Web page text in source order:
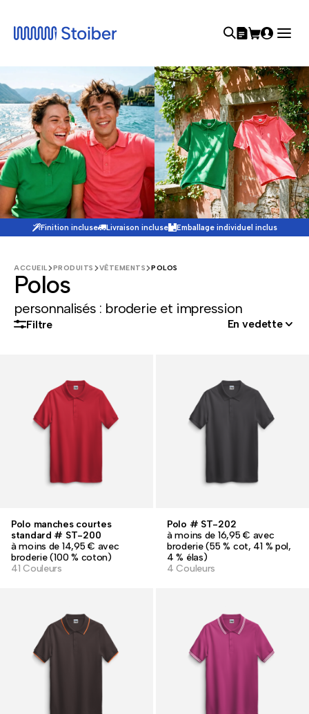
Finition incluse Livraison incluse Emballage individuel inclus
ACCUEIL PRODUITS VÊTEMENTS POLOS
Polos
personnalisés : broderie et impression
Filtre En vedette
Polo manches courtes
standard # ST-200
à moins de 14,95 € avec
broderie (100 % coton)
41 Couleurs
Polo # ST-202
à moins de 16,95 € avec
broderie (55 % cot, 41 % pol,
4 % élas)
4 Couleurs